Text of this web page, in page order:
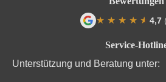
Service-
Unterstützung und Beratung unter:
★ ★ ★ ★ ★
★ 4,7